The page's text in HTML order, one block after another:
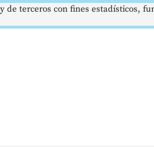
de terceros con fines estadísticos,